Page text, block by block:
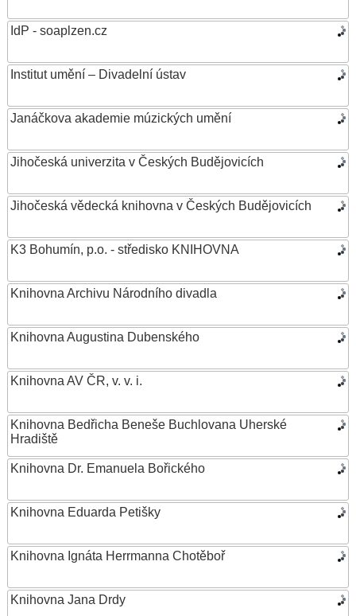
IdP - soaplzen.cz
Institut umění – Divadelní ústav
Janáčkova akademie múzických umění
Jihočeská univerzita v Českých Budějovicích
Jihočeská vědecká knihovna v Českých Budějovicích
K3 Bohumín, p.o. - středisko KNIHOVNA
Knihovna Archivu Národního divadla
Knihovna Augustina Dubenského
Knihovna AV ČR, v. v. i.
Knihovna Bedřicha Beneše Buchlovana Uherské
Hradiště
Knihovna Dr. Emanuela Bořického
Knihovna Eduarda Petišky
Knihovna Ignáta Herrmanna Chotěboř
Knihovna Jana Drdy